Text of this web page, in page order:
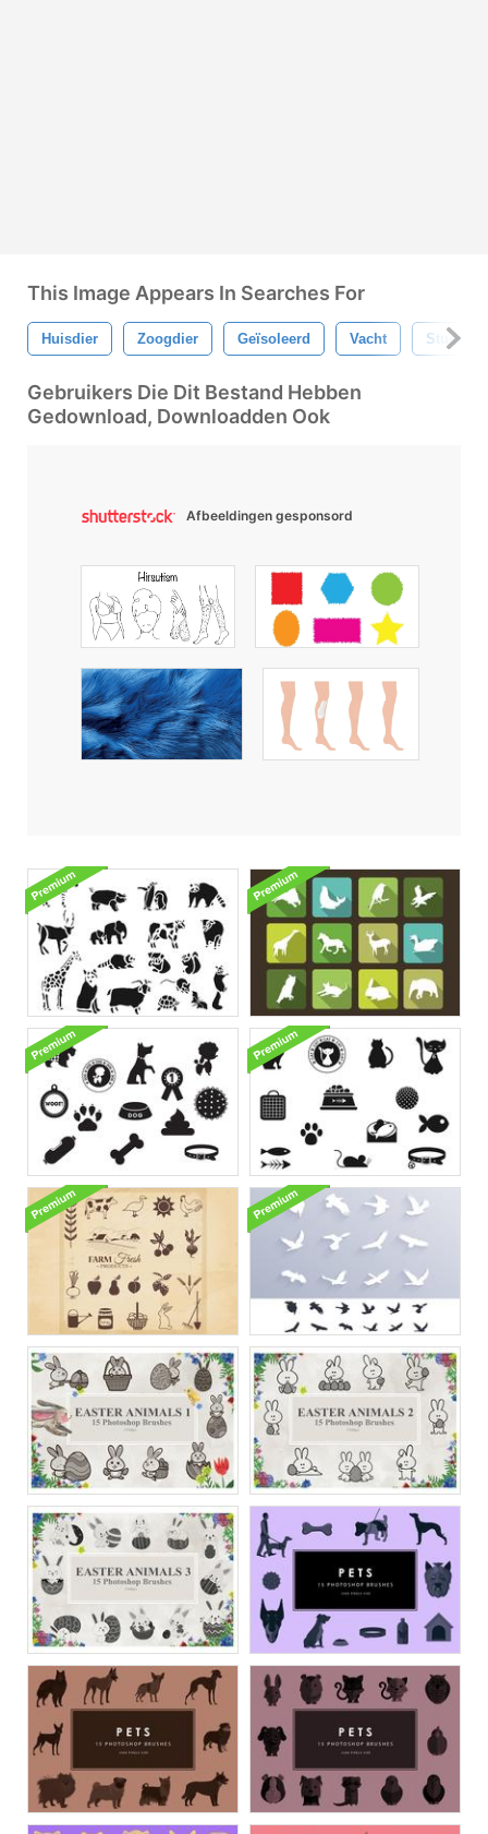
This Image Appears In Searches For
Huisdier Zoogdier Geïsoleerd Vacht Studio
Gebruikers Die Dit Bestand Hebben
Gedownload, Downloadden Ook
Afbeeldingen gesponsord